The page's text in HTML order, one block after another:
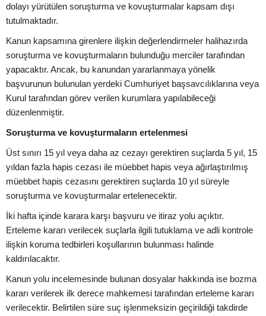
dolayı yürütülen soruşturma ve kovuşturmalar kapsam dışı
tutulmaktadır.
Kanun kapsamına girenlere ilişkin değerlendirmeler halihazırda
soruşturma ve kovuşturmaların bulunduğu merciler tarafından
yapacaktır. Ancak, bu kanundan yararlanmaya yönelik
başvurunun bulunulan yerdeki Cumhuriyet başsavcılıklarına veya
Kurul tarafından görev verilen kurumlara yapılabileceği
düzenlenmiştir.
Soruşturma ve kovuşturmaların ertelenmesi
Üst sınırı 15 yıl veya daha az cezayı gerektiren suçlarda 5 yıl, 15
yıldan fazla hapis cezası ile müebbet hapis veya ağırlaştırılmış
müebbet hapis cezasını gerektiren suçlarda 10 yıl süreyle
soruşturma ve kovuşturmalar ertelenecektir.
İki hafta içinde karara karşı başvuru ve itiraz yolu açıktır.
Erteleme kararı verilecek suçlarla ilgili tutuklama ve adli kontrole
ilişkin koruma tedbirleri koşullarının bulunması halinde
kaldırılacaktır.
Kanun yolu incelemesinde bulunan dosyalar hakkında ise bozma
kararı verilerek ilk derece mahkemesi tarafından erteleme kararı
verilecektir. Belirtilen süre suç işlenmeksizin geçirildiği takdirde